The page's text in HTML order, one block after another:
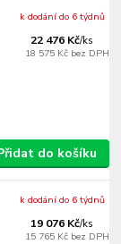
22 476 Kč/ks
18 575 Kč bez DPH
k dodání do 6 týdnů
do košíku
19 076 Kč/ks
15 765 Kč bez DPH
k dodání do 6 týdnů